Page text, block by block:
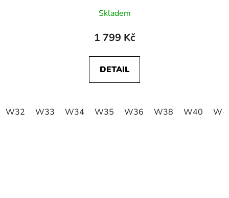
Skladem
1 799 Kč
DETAIL
W32 W33 W34 W35 W36 W38 W40